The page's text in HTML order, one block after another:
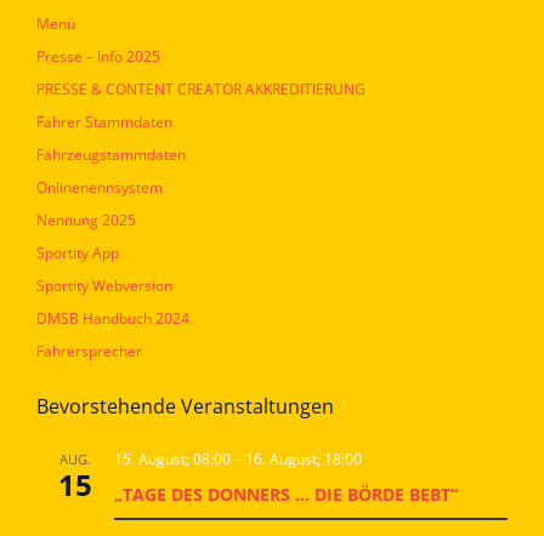
Menü
Presse – Info 2025
PRESSE & CONTENT CREATOR AKKREDITIERUNG
Fahrer Stammdaten
Fahrzeugstammdaten
Onlinenennsystem
Nennung 2025
Sportity App
Sportity Webversion
DMSB Handbuch 2024
Fahrersprecher
Bevorstehende Veranstaltungen
AUG.
15
15. August; 08:00– 16. August; 18:00
„TAGE DES DONNERS … DIE BÖRDE BEBT“